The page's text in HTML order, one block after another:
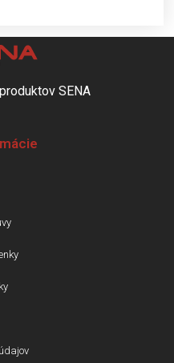
SENA